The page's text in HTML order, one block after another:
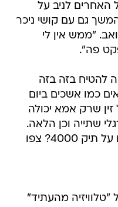
האחרים לניב על
גם עם קושי ניכר
"ממש אין לי
פה".
להטיח בזה בזה
כמו אשכים ביום
שרק אמא יכולה
שתייה וכן הלאה.
כמו כן: מה הם באמת חושבים על תיק 4000? צפו
מהעתיד"